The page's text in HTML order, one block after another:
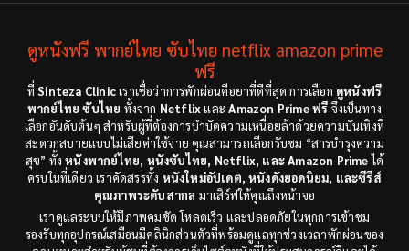
ดูหนังฟรี พากย์ไทย ซับไทย netflix amazon prime
ฟรี
ที่Sinteza Clinicเราเชื่อว่าการพักผ่อนคือยาที่ดีที่สุด การเลือก ดูหนังฟรี
พากย์ไทย ซับไทย ทั้งจาก NetflixและAmazon Prime ฟรี จึงเป็นทาง
เลือกอันดับต้นๆ สำหรับผู้ที่ต้องการบำบัดความเหนื่อยล้าด้วยความบันเทิงที่
สะดวกสบายแบบไม่เสียค่าใช้จ่าย คุณสามารถเลือกรับชม “สารบำรุงความ
สุข” ทั้งหนังพากย์ไทย, หนังซับไทย, Netflix, และ Amazon Primeได้
ครบในที่เดียว เราคัดสรรทั้ง หนังใหม่อัปเดต, หนังดังยอดนิยม, และซีรีส์
คุณภาพระดับสากล มาเสิร์ฟให้คุณถึงหน้าจอ
เราดูแลระบบให้มีภาพคมชัด โหลดเร็ว และปลอดภัยในทุกการเข้าชม
รองรับทุกอุปกรณ์เสมือนมีคลินิกส่วนตัวที่พร้อมดูแลทุกช่วงเวลาพักผ่อนของ